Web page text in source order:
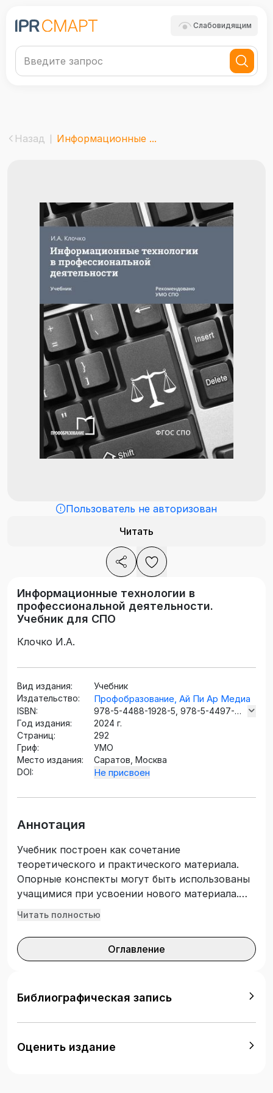
Слабовидящим
Назад Информационные ...
Пользователь не авторизован
Читать
Информационные технологии в
профессиональной деятельности.
Учебник для СПО
Клочко И.А.
Вид издания:
Учебник
Издательство:
Профобразование, Ай Пи Ар Медиа
ISBN:
978-5-4488-1928-5, 978-5-4497-
2804-3
Год издания:
2024 г.
Страниц:
292
Гриф:
УМО
Место издания:
Саратов, Москва
DOI:
Не присвоен
Аннотация
Учебник построен как сочетание
теоретического и практического материала.
Опорные конспекты могут быть использованы
учащимися при усвоении нового материала.
Лабораторный практикум направлен на
электронными таблицами, с реляционными
базами данных, со специализированными
занятия включают задания с приведенным
их выполнения, а также задания для
самостоятельного освоения новых функций
или возможностей изучаемой программы.
Читать полностью
Оглавление
Библиографическая запись
Оценить издание